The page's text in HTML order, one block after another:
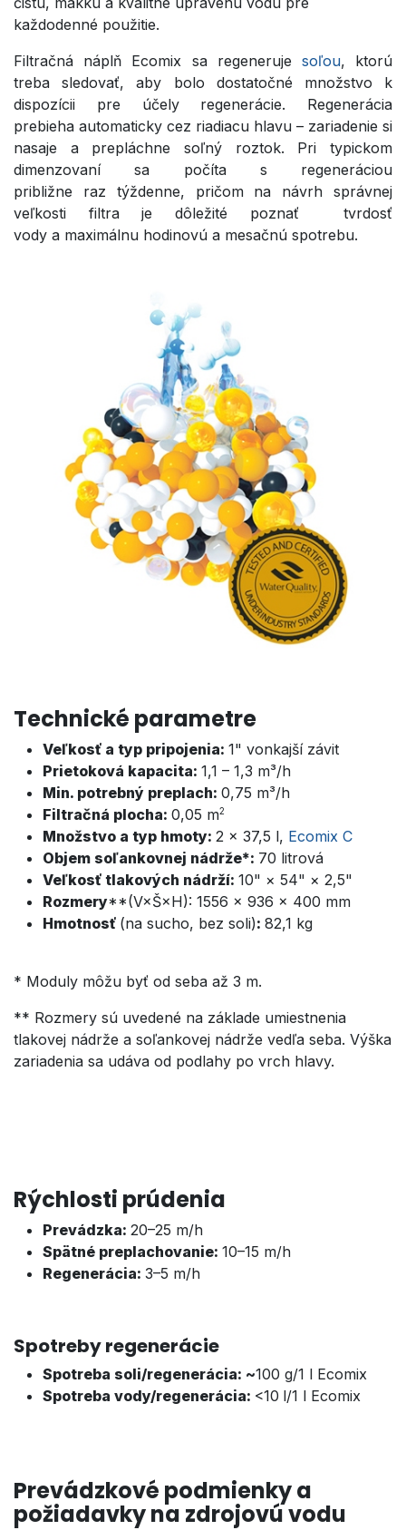
každodenné použitie.
Filtračná náplň Ecomix sa regeneruje soľou, ktorú
treba sledovať, aby bolo dostatočné množstvo k
dispozícii pre účely regenerácie. Regenerácia
prebieha automaticky cez riadiacu hlavu – zariadenie si
nasaje a prepláchne soľný roztok. Pri typickom
dimenzovaní sa počíta s regeneráciou
približne raz týždenne, pričom na návrh správnej
veľkosti filtra je dôležité poznať tvrdosť
vody a maximálnu hodinovú a mesačnú spotrebu.
Technické parametre
Veľkosť a typ pripojenia: 1" vonkajší závit
Prietoková kapacita: 1,1 – 1,3 m³/h
Min. potrebný preplach: 0,75 m³/h
Filtračná plocha: 0,05 m2
Množstvo a typ hmoty: 2 × 37,5 l, Ecomix C
Objem soľankovnej nádrže*: 70 litrová
Veľkosť tlakových nádrží: 10" × 54" × 2,5"
Rozmery**(V×Š×H): 1556 × 936 × 400 mm
Hmotnosť (na sucho, bez soli): 82,1 kg
* Moduly môžu byť od seba až 3 m.
** Rozmery sú uvedené na základe umiestnenia
tlakovej nádrže a soľankovej nádrže vedľa seba. Výška
zariadenia sa udáva od podlahy po vrch hlavy.
Rýchlosti prúdenia
Prevádzka: 20–25 m/h
Spätné preplachovanie: 10–15 m/h
Regenerácia: 3–5 m/h
Spotreby regenerácie
Spotreba soli/regenerácia: ~100 g/1 l Ecomix
Spotreba vody/regenerácia: <10 l/1 l Ecomix
Prevádzkové podmienky a
požiadavky na zdrojovú vodu